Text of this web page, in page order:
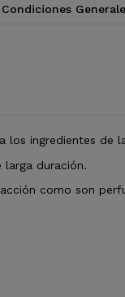
los ingredientes de
larga duración.
como son